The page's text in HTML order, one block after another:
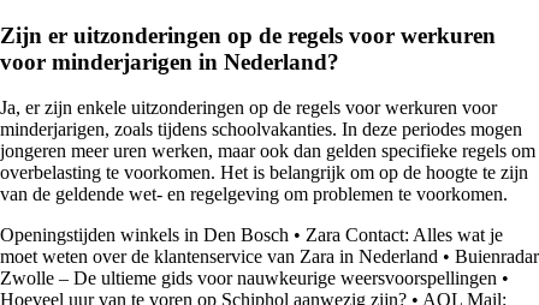
Zijn er uitzonderingen op de regels voor werkuren
voor minderjarigen in Nederland?
Ja, er zijn enkele uitzonderingen op de regels voor werkuren voor
minderjarigen, zoals tijdens schoolvakanties. In deze periodes mogen
jongeren meer uren werken, maar ook dan gelden specifieke regels om
overbelasting te voorkomen. Het is belangrijk om op de hoogte te zijn
van de geldende wet- en regelgeving om problemen te voorkomen.
Openingstijden winkels in Den Bosch • Zara Contact: Alles wat je
moet weten over de klantenservice van Zara in Nederland • Buienradar
Zwolle – De ultieme gids voor nauwkeurige weersvoorspellingen •
Hoeveel uur van te voren op Schiphol aanwezig zijn? • AOL Mail: